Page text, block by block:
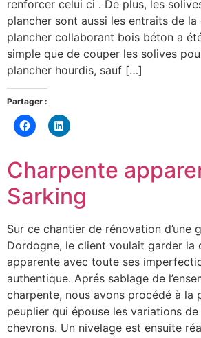
renforcer celui ci . De plus, les
plancher sont aussi les entraits de la
plancher collaborant bois béton a
simple que de couper les solives
plancher hourdis, sauf […]
Partager :
Cliquez
pour
dans
une
nouvelle
fenêtre)
Cliquez
pour
dans
une
fenêtre)
Charpente
Sarking
Sur ce chantier de rénovation d’une
Dordogne, le client voulait garder la
apparente avec toute ses
authentique. Aprés sablage de
charpente, nous avons procédé à la
peuplier qui épouse les variations
chevrons. Un nivelage est ensuite